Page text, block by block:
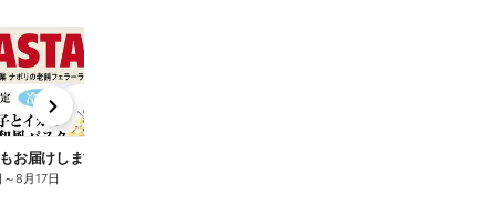
お届けします♪
～8月17日
e
t